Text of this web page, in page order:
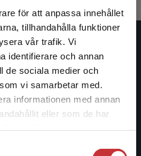
för att anpassa innehållet
tillhandahålla funktioner
vår trafik. Vi
identifierare och annan
de sociala medier och
vi samarbetar med.
informationen med annan
eller som de har
enhet utanför Sverige.
utanför Sverige. För
och är idag Sveriges
läromedel, kurslitteratur,
digitala
finns Studentlitteratur med